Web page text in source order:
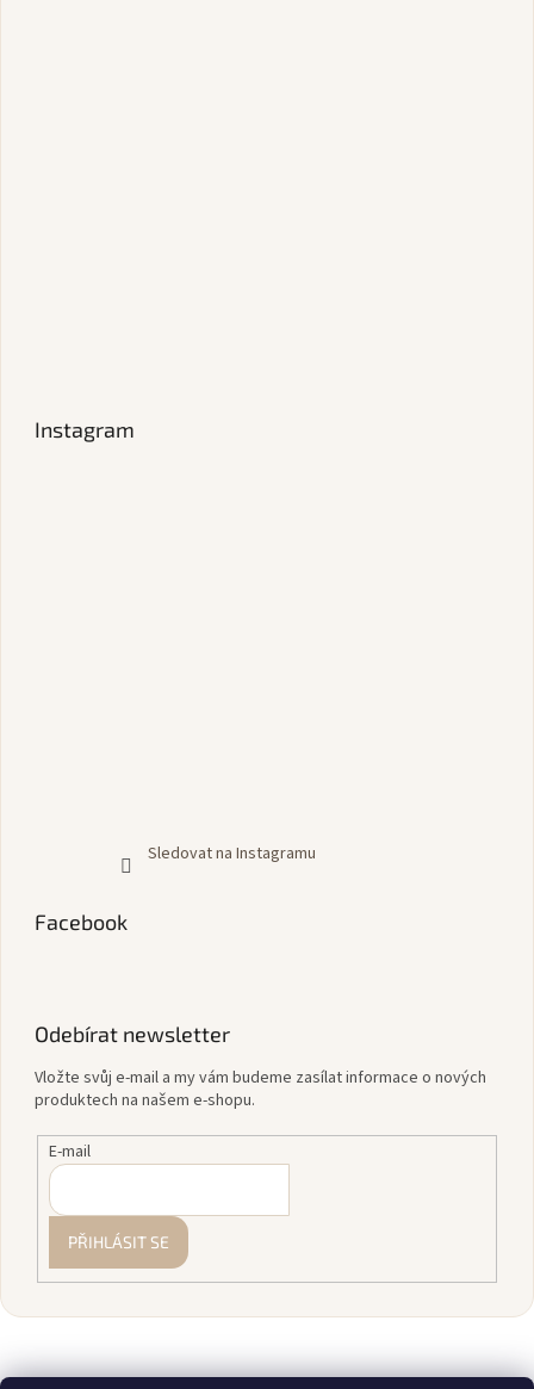
Instagram
Sledovat na Instagramu
Facebook
Odebírat newsletter
Vložte svůj e-mail a my vám budeme zasílat informace o nových
produktech na našem e-shopu.
E-mail
PŘIHLÁSIT SE